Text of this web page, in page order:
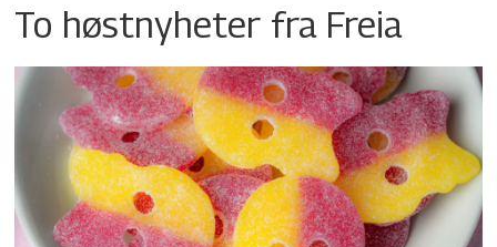
To høstnyheter fra Freia